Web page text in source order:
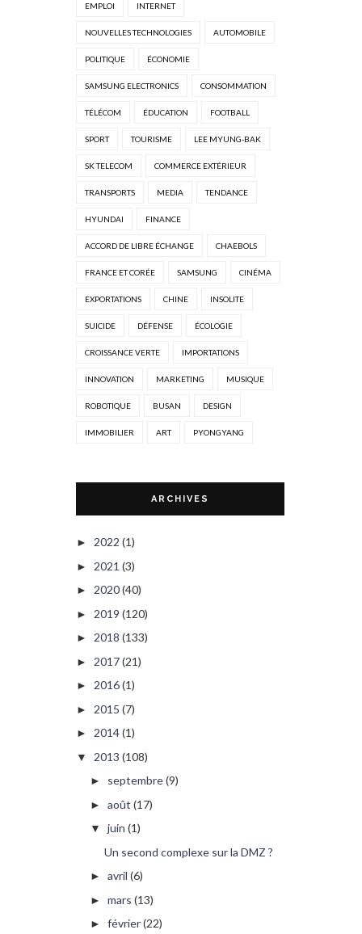
EMPLOI INTERNET
NOUVELLES TECHNOLOGIES AUTOMOBILE
POLITIQUE ÉCONOMIE
SAMSUNG ELECTRONICS CONSOMMATION
TÉLÉCOM ÉDUCATION FOOTBALL
SPORT TOURISME LEE MYUNG-BAK
SK TELECOM COMMERCE EXTÉRIEUR
TRANSPORTS MEDIA TENDANCE
HYUNDAI FINANCE
ACCORD DE LIBRE ÉCHANGE CHAEBOLS
FRANCE ET CORÉE SAMSUNG CINÉMA
EXPORTATIONS CHINE INSOLITE
SUICIDE DÉFENSE ÉCOLOGIE
CROISSANCE VERTE IMPORTATIONS
INNOVATION MARKETING MUSIQUE
ROBOTIQUE BUSAN DESIGN
IMMOBILIER ART PYONGYANG
ARCHIVES
► 2022 (1)
► 2021 (3)
► 2020(40)
► 2019 (120)
► 2018 (133)
► 2017(21)
► 2016(1)
► 2015 (7)
► 2014(1)
▼ 2013 (108)
► septembre(9)
► août (17)
▼ juin (1)
Un second complexe sur la DMZ ?
► avril (6)
► mars (13)
► février(22)